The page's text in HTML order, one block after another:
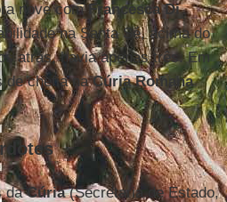
nove comFrancesca Di
na Santa Sé, acima do
atrás, havia apenas três. Em
chefia naCúria Romana
daCúria(Secretaria de Estado,